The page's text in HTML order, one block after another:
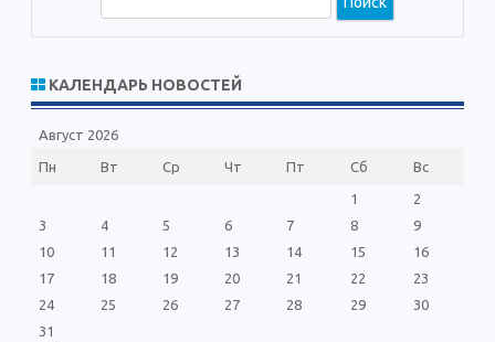
с
к
КАЛЕНДАРЬ НОВОСТЕЙ
Август 2026
Пн Вт Ср Чт Пт Сб Вс
1
2
3
4 5 6 7 8
9
10
11 12 13 14 15
16
17
18 19 20 21 22
23
24
25 26 27 28 29
30
31